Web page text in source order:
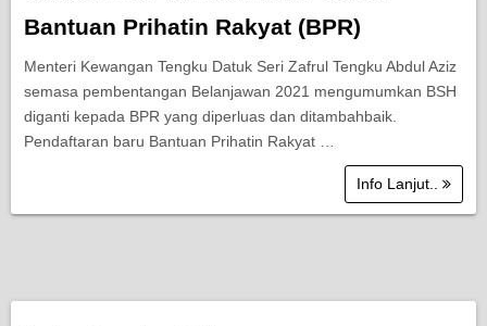
Bantuan Prihatin Rakyat (BPR)
Menteri Kewangan Tengku Datuk Seri Zafrul Tengku Abdul Aziz
semasa pembentangan Belanjawan 2021 mengumumkan BSH
diganti kepada BPR yang diperluas dan ditambahbaik.
Pendaftaran baru Bantuan Prihatin Rakyat …
Info Lanjut..